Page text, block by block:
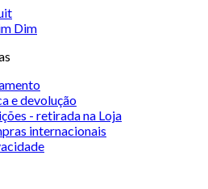
Dim
e devolução
- retirada na Loja
internacionais